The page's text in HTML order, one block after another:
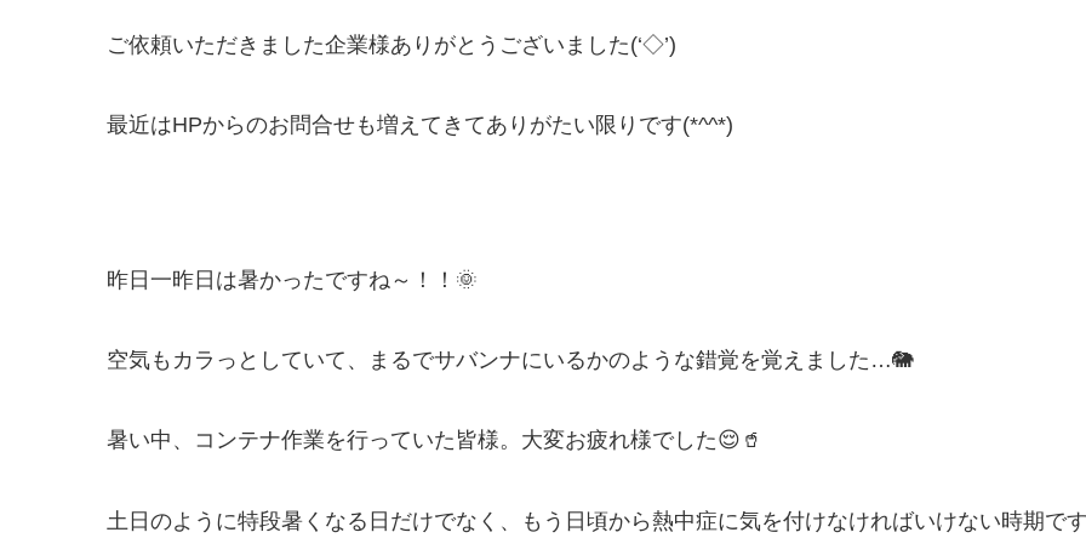
ご依頼いただきました企業様ありがとうございました(‘◇’)ゞ
最近はHPからのお問合せも増えてきてありがたい限りです(*^^*)
昨日一昨日は暑かったですね～！！🌞
空気もカラっとしていて、まるでサバンナにいるかのような錯覚を覚えました…🐘
暑い中、コンテナ作業を行っていた皆様。大変お疲れ様でした😌🥤
土日のように特段暑くなる日だけでなく、もう日頃から熱中症に気を付けなければいけない時期です